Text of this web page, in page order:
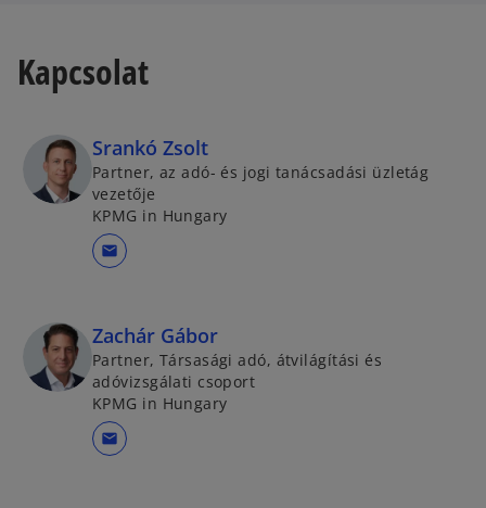
Kapcsolat
Srankó Zsolt
Partner, az adó- és jogi tanácsadási üzletág
vezetője
KPMG in Hungary
mail
Zachár Gábor
Partner, Társasági adó, átvilágítási és
adóvizsgálati csoport
KPMG in Hungary
mail